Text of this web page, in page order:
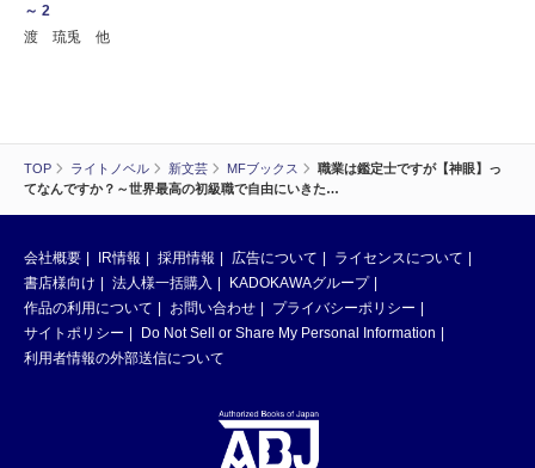
TOP ライトノベル 新文芸 MFブックス
職業は鑑定士ですが【神眼】っ
てなんですか？～世界最高の初級職で自由にいきた…
～ 2
渡 琉兎 他
会社概要 IR情報 採用情報 広告について
ライセンスについて
書店様向け
法人様一括購入
KADOKAWAグループ
作品の利用について
お問い合わせ
プライバシーポリシー
サイトポリシー
Do Not Sell or Share My Personal Information
利用者情報の外部送信について